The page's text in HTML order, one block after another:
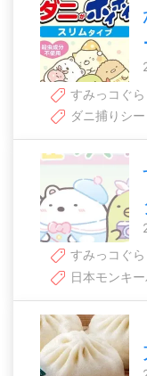
すみっコぐら
ダニ捕りシー
すみっコぐら
日本モンキ